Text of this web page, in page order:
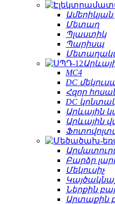
Մետաղ
Պլաստիկ
Պարիսպ
MC4
DC
Հզոր
DC
Արևային
Արևային
Բարձր
Մեկուսիչ
Ներքին
Արտաքին